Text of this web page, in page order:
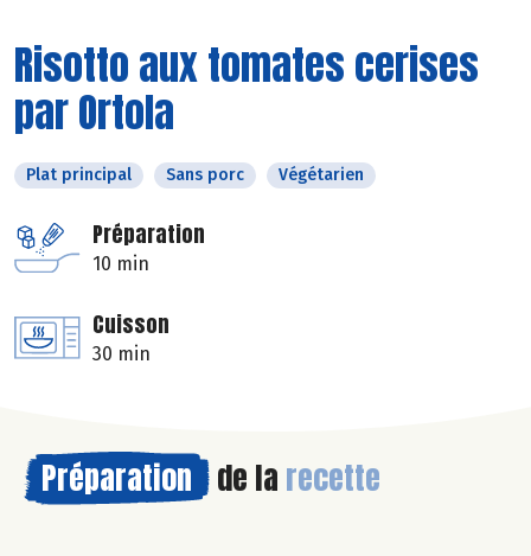
Risotto aux tomates cerises
par Ortola
Plat principal Sans porc Végétarien
Préparation
10 min
Cuisson
30 min
Préparation de la recette